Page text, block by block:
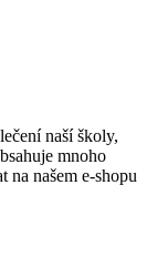
naší školy,
mnoho
na našem e-shopu